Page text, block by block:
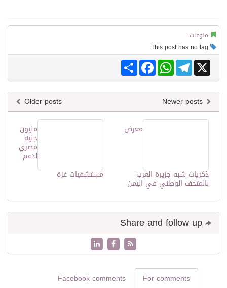
منوعات
Share
FacebookWhatsAppTelegram X
Older posts
مليون
جنيه
مصري
لدعم
مستشفيات غزة
معرض
ذكريات شبه جزيرة العرب
بالمتحف الوطني في اليمن
For comments
Facebook comments